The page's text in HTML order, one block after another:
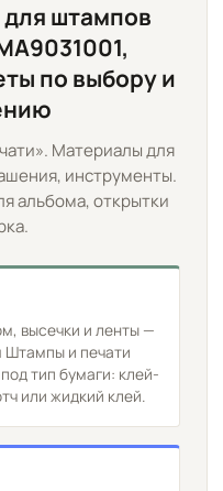
штампов
по выбору и
Материалы для
инструменты.
альбома, открытки
высечки и ленты —
Штампы и печати
тип бумаги: клей-
или жидкий клей.